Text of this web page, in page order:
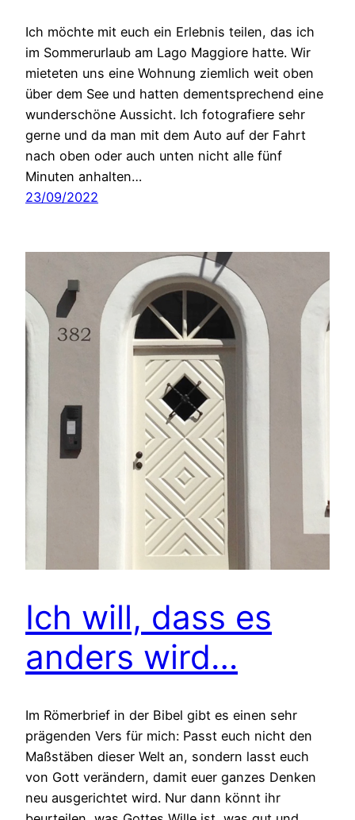
Ich möchte mit euch ein Erlebnis teilen, das ich
im Sommerurlaub am Lago Maggiore hatte. Wir
mieteten uns eine Wohnung ziemlich weit oben
über dem See und hatten dementsprechend eine
wunderschöne Aussicht. Ich fotografiere sehr
gerne und da man mit dem Auto auf der Fahrt
nach oben oder auch unten nicht alle fünf
Minuten anhalten…
23/09/2022
Ich will, dass es
anders wird…
Im Römerbrief in der Bibel gibt es einen sehr
prägenden Vers für mich: Passt euch nicht den
Maßstäben dieser Welt an, sondern lasst euch
von Gott verändern, damit euer ganzes Denken
neu ausgerichtet wird. Nur dann könnt ihr